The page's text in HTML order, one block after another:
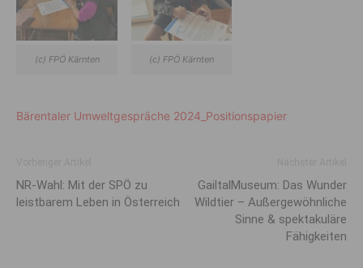
(c) FPÖ Kärnten (c) FPÖ Kärnten
Bärentaler Umweltgespräche 2024_Positionspapier
NR-Wahl: Mit der SPÖ zu
leistbarem Leben in Österreich
GailtalMuseum: Das Wunder
Wildtier – Außergewöhnliche
Sinne & spektakuläre
Fähigkeiten